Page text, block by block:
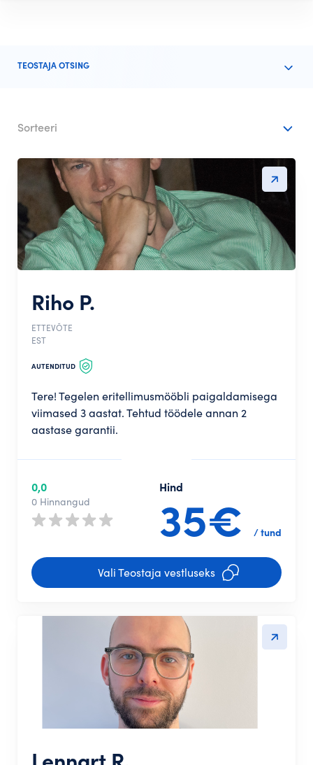
TEOSTAJA OTSING
Sorteeri
Riho P.
ETTEVÕTE
EST
AUTENDITUD
Tere! Tegelen eritellimusmööbli paigaldamisega
viimased 3 aastat. Tehtud töödele annan 2
aastase garantii.
Vali Teostaja vestluseks
Hind
35€ / tund
0,0
0 Hinnangud